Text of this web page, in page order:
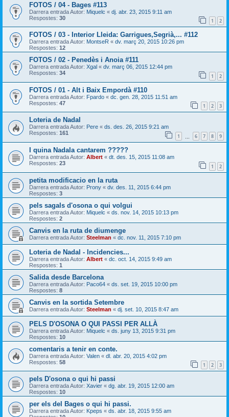
FOTOS / 04 - Bages #113
Darrera entrada Autor: Miquelc « dj. abr. 23, 2015 9:11 am
Respostes: 30 1 2
FOTOS / 03 - Interior Lleida: Garrigues,Segrià,... #112
Darrera entrada Autor: MontseR « dv. març 20, 2015 10:26 pm
Respostes: 12
FOTOS / 02 - Penedès i Anoia #111
Darrera entrada Autor: Xgal « dv. març 06, 2015 12:44 pm
Respostes: 34 1 2
FOTOS / 01 - Alt i Baix Empordà #110
Darrera entrada Autor: Fpardo « dc. gen. 28, 2015 11:51 am
Respostes: 47 1 2 3
Loteria de Nadal
Darrera entrada Autor: Pere « ds. des. 26, 2015 9:21 am
Respostes: 161 1 6 7 8 9
I quina Nadala cantarem ?????
Darrera entrada Autor: Albert « dt. des. 15, 2015 11:08 am
Respostes: 23 1 2
petita modificacio en la ruta
Darrera entrada Autor: Prony « dv. des. 11, 2015 6:44 pm
Respostes: 3
pels sagals d'osona o qui volgui
Darrera entrada Autor: Miquelc « ds. nov. 14, 2015 10:13 pm
Respostes: 2
Canvis en la ruta de diumenge
Darrera entrada Autor: Steelman « dc. nov. 11, 2015 7:10 pm
Loteria de Nadal - Incidencies...
Darrera entrada Autor: Albert « dc. oct. 14, 2015 9:49 am
Respostes: 1
Salida desde Barcelona
Darrera entrada Autor: Paco64 « ds. set. 19, 2015 10:00 pm
Respostes: 8
Canvis en la sortida Setembre
Darrera entrada Autor: Steelman « dj. set. 10, 2015 8:47 am
PELS D'OSONA O QUI PASSI PER ALLÀ
Darrera entrada Autor: Miquelc « ds. juny 13, 2015 9:31 pm
Respostes: 10
comentaris a tenir en conte.
Darrera entrada Autor: Valen « dl. abr. 20, 2015 4:02 pm
Respostes: 58 1 2 3
pels D'osona o qui hi passi
Darrera entrada Autor: Xavier « dg. abr. 19, 2015 12:00 am
Respostes: 10
per els del Bages o qui hi passi.
Darrera entrada Autor: Kpeps « ds. abr. 18, 2015 9:55 am